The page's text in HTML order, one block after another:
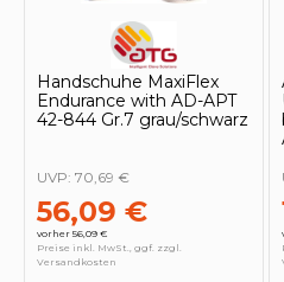
Handschuhe MaxiFlex
Endurance with AD-APT
42-844 Gr.7 grau/schwarz
56,09 €
vorher 56,09 €
UVP: 70,69 €
Preise inkl. MwSt., ggf. zzgl.
Versandkosten